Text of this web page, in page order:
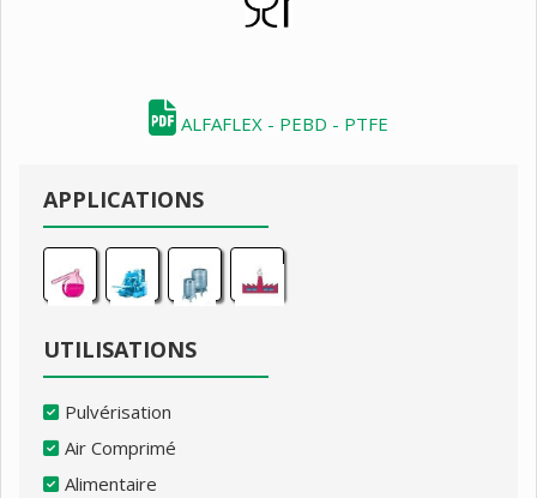
ALFAFLEX - PEBD - PTFE
APPLICATIONS
UTILISATIONS
Pulvérisation
Air Comprimé
Alimentaire